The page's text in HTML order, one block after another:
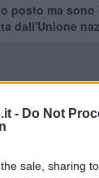
- Do Not
sale, sharing
posto ma
dall'Unione
di aumento